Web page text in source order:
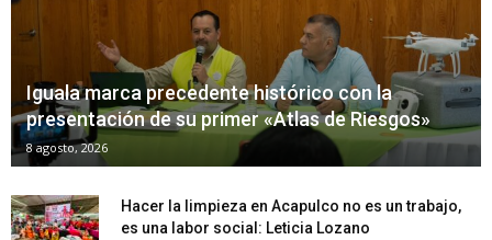
Iguala marca precedente histórico con la
presentación de su primer «Atlas de Riesgos»
8 agosto, 2026
Hacer la limpieza en Acapulco no es un trabajo,
es una labor social: Leticia Lozano